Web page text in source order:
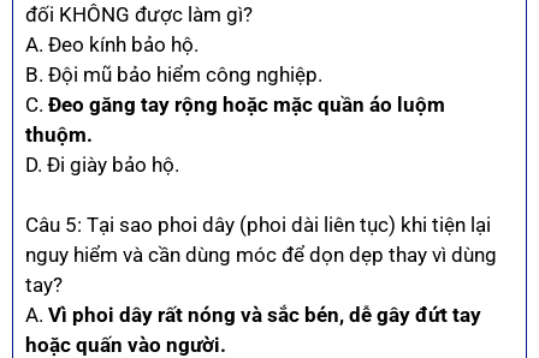
đối KHÔNG được làm gì?
A. Đeo kính bảo hộ.
B. Đội mũ bảo hiểm công nghiệp.
C. Đeo găng tay rộng hoặc mặc quần áo luộm
thuộm.
D. Đi giày bảo hộ.
Câu 5: Tại sao phoi dây (phoi dài liên tục) khi tiện lại
nguy hiểm và cần dùng móc để dọn dẹp thay vì dùng
tay?
A. Vì phoi dây rất nóng và sắc bén, dễ gây đứt tay
hoặc quấn vào người.